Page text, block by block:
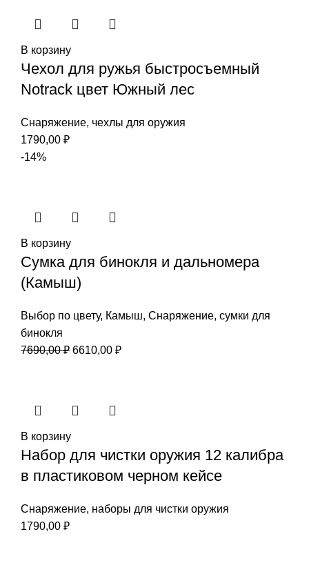
В корзину
Чехол для ружья быстросъемный
Notrack цвет Южный лес
Снаряжение, чехлы для оружия
1790,00 ₽
-14%
В корзину
Сумка для бинокля и дальномера
(Камыш)
Выбор по цвету, Камыш, Снаряжение, сумки для
бинокля
7690,00₽ Первоначальная
6610,00 ₽Текущая
В корзину
Набор для чистки оружия 12 калибра
в пластиковом черном кейсе
Снаряжение, наборы для чистки оружия
1790,00 ₽